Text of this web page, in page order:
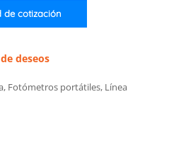
de cotización
deseos
, Fotómetros portátiles, Línea